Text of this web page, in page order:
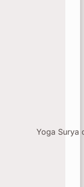
Yoga Surya